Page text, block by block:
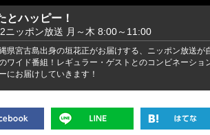
とハッピー！
ニッポン放送 月～木 8:00～11:00
県宮古島出身の垣花正がお届けする、ニッポン放送が
ワイド番組！レギュラー・ゲストとのコンビネーショ
にお届けしていきます！